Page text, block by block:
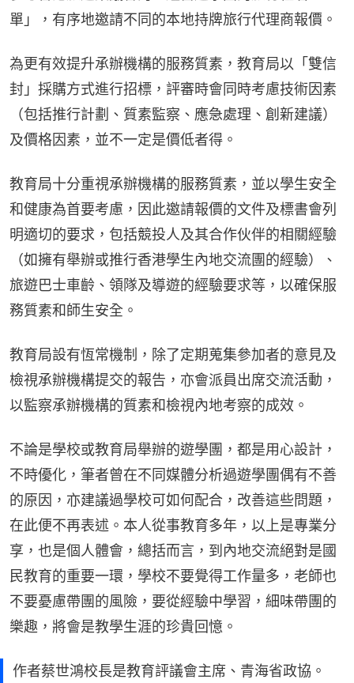
單」，有序地邀請不同的本地持牌旅行代理商報價。
為更有效提升承辦機構的服務質素，教育局以「雙信
封」採購方式進行招標，評審時會同時考慮技術因素
（包括推行計劃、質素監察、應急處理、創新建議）
及價格因素，並不一定是價低者得。
教育局十分重視承辦機構的服務質素，並以學生安全
和健康為首要考慮，因此邀請報價的文件及標書會列
明適切的要求，包括競投人及其合作伙伴的相關經驗
（如擁有舉辦或推行香港學生內地交流團的經驗）、
旅遊巴士車齡、領隊及導遊的經驗要求等，以確保服
務質素和師生安全。
教育局設有恆常機制，除了定期蒐集參加者的意見及
檢視承辦機構提交的報告，亦會派員出席交流活動，
以監察承辦機構的質素和檢視內地考察的成效。
不論是學校或教育局舉辦的遊學團，都是用心設計，
不時優化，筆者曾在不同媒體分析過遊學團偶有不善
的原因，亦建議過學校可如何配合，改善這些問題，
在此便不再表述。本人從事教育多年，以上是專業分
享，也是個人體會，總括而言，到內地交流絕對是國
民教育的重要一環，學校不要覺得工作量多，老師也
不要憂慮帶團的風險，要從經驗中學習，細味帶團的
樂趣，將會是教學生涯的珍貴回憶。
作者蔡世鴻校長是教育評議會主席、青海省政協。